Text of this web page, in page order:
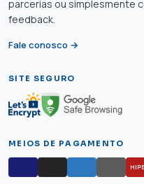
parcerias ou simplesmente
feedback.
Fale conosco →
SITE SEGURO
MEIOS DE PAGAMENTO